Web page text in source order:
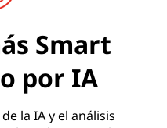
Smart
por IA
la IA y el análisis